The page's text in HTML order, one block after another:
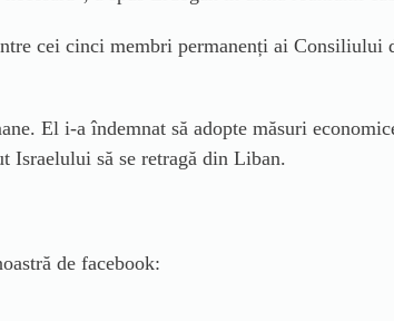
cei cinci membri permanenți ai Consiliului
El i-a îndemnat să adopte măsuri
Israelului să se retragă din Liban.
de facebook: